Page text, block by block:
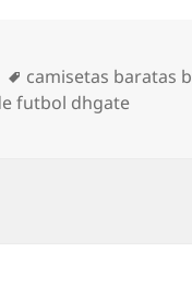
Etiquetas
camisetas baratas
futbol dhgate